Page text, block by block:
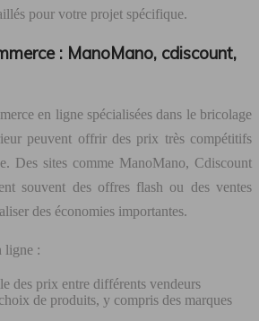
pour votre projet spécifique.
: ManoMano, cdiscount,
en ligne spécialisées dans le bricolage
peuvent offrir des prix très compétitifs
Des sites comme ManoMano, Cdiscount
souvent des offres flash ou des ventes
des économies importantes.
ligne :
des prix entre différents vendeurs
de produits, y compris des marques